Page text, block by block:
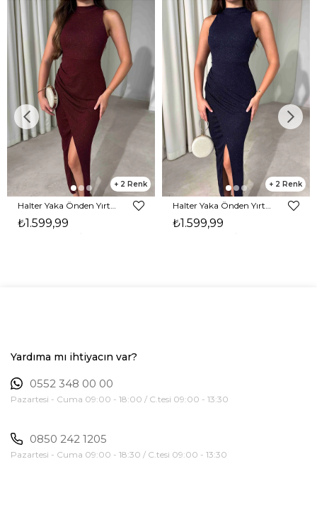
2
₺1.599,99
2
₺1.599,99
Yardıma mı ihtiyacın var?
0552 348 00 00
Pazartesi - Cuma 09:00 - 18:00 / C.tesi 09:00 - 13:30
0850 242 1205
Pazartesi - Cuma 09:00 - 18:30 / C.tesi 09:00 - 13:30